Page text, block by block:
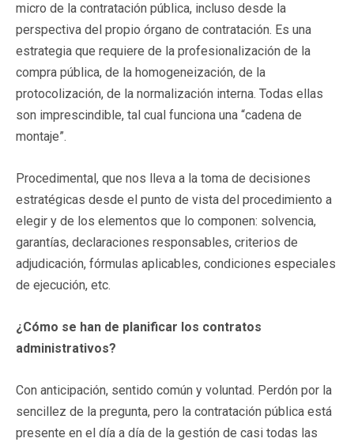
micro de la contratación pública, incluso desde la
perspectiva del propio órgano de contratación. Es una
estrategia que requiere de la profesionalización de la
compra pública, de la homogeneización, de la
protocolización, de la normalización interna. Todas ellas
son imprescindible, tal cual funciona una “cadena de
montaje”.
Procedimental, que nos lleva a la toma de decisiones
estratégicas desde el punto de vista del procedimiento a
elegir y de los elementos que lo componen: solvencia,
garantías, declaraciones responsables, criterios de
adjudicación, fórmulas aplicables, condiciones especiales
de ejecución, etc.
¿Cómo se han de planificar los contratos
administrativos?
Con anticipación, sentido común y voluntad. Perdón por la
sencillez de la pregunta, pero la contratación pública está
presente en el día a día de la gestión de casi todas las